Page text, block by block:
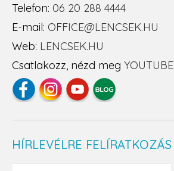
Telefon: 06 20 288 4444
E-mail: OFFICE@LENCSEK.HU
Web: LENCSEK.HU
Csatlakozz, nézd meg YOUTUBE
HÍRLEVÉLRE FELÍRATKOZÁS